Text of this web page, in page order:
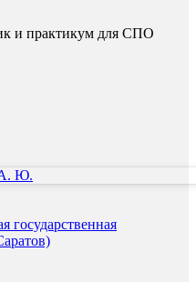
и практикум для СПО
Ю.
государственная